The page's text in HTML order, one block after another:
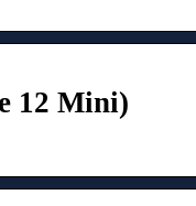
12 Mini)